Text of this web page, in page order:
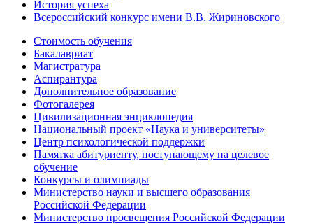
История успеха
Всероссийский конкурс имени В.В. Жириновского
Стоимость обучения
Бакалавриат
Магистратура
Аспирантура
Дополнительное образование
Фотогалерея
Цивилизационная энциклопедия
Национальный проект «Наука и университеты»
Центр психологической поддержки
Памятка абитуриенту, поступающему на целевое
обучение
Конкурсы и олимпиады
Министерство науки и высшего образования
Российской Федерации
Министерство просвещения Российской Федерации